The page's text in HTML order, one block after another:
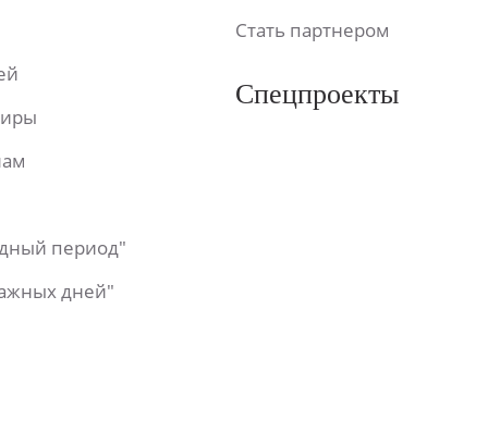
период"
дней"
Стать партнером
Спецпроекты